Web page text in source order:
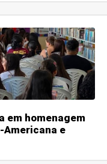
em homenagem
Americana e